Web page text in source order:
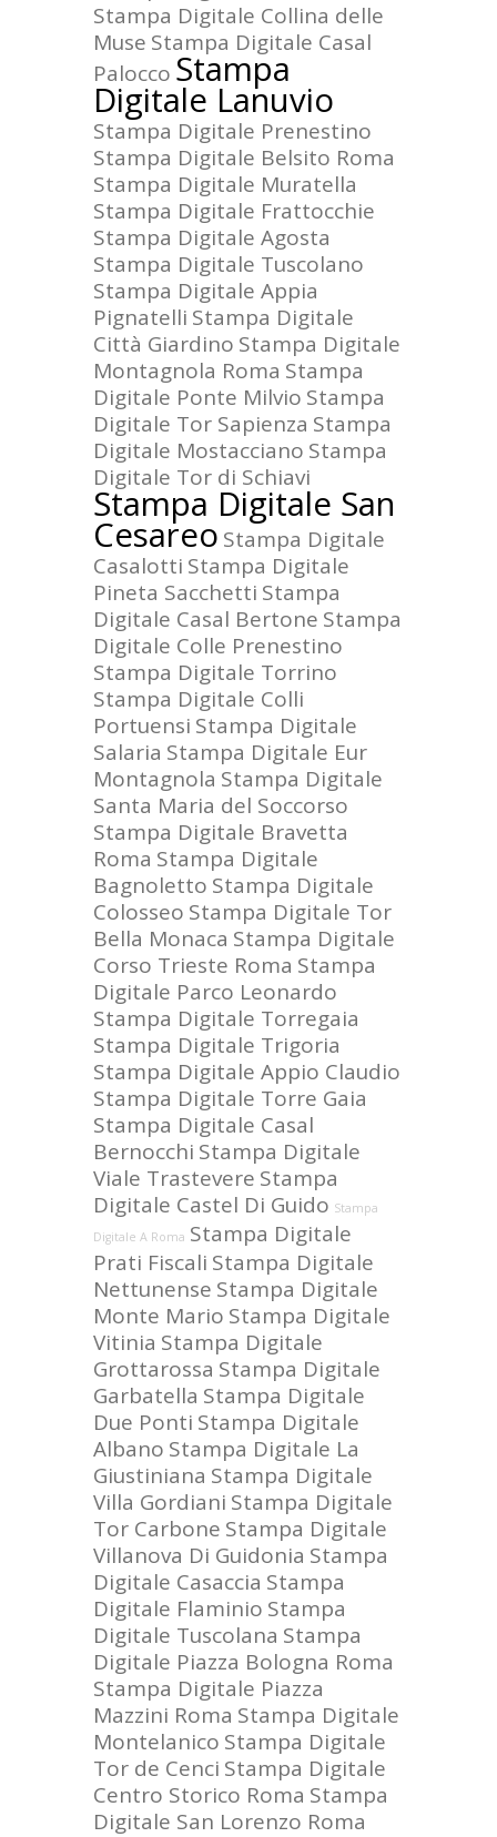
Stampa Digitale Collina delle
Muse Stampa Digitale Casal
Palocco Stampa
Digitale Lanuvio
Stampa Digitale Prenestino
Stampa Digitale Belsito Roma
Stampa Digitale Muratella
Stampa Digitale Frattocchie
Stampa Digitale Agosta
Stampa Digitale Tuscolano
Stampa Digitale Appia
Pignatelli Stampa Digitale
Città Giardino Stampa Digitale
Montagnola Roma Stampa
Digitale Ponte Milvio Stampa
Digitale Tor Sapienza Stampa
Digitale Mostacciano Stampa
Digitale Tor di Schiavi
Stampa Digitale San
Cesareo Stampa Digitale
Casalotti Stampa Digitale
Pineta Sacchetti Stampa
Digitale Casal Bertone Stampa
Digitale Colle Prenestino
Stampa Digitale Torrino
Stampa Digitale Colli
Portuensi Stampa Digitale
Salaria Stampa Digitale Eur
Montagnola Stampa Digitale
Santa Maria del Soccorso
Stampa Digitale Bravetta
Roma Stampa Digitale
Bagnoletto Stampa Digitale
Colosseo Stampa Digitale Tor
Bella Monaca Stampa Digitale
Corso Trieste Roma Stampa
Digitale Parco Leonardo
Stampa Digitale Torregaia
Stampa Digitale Trigoria
Stampa Digitale Appio Claudio
Stampa Digitale Torre Gaia
Stampa Digitale Casal
Bernocchi Stampa Digitale
Viale Trastevere Stampa
Digitale Castel Di Guido Stampa
Digitale A Roma Stampa Digitale
Prati Fiscali Stampa Digitale
Nettunense Stampa Digitale
Monte Mario Stampa Digitale
Vitinia Stampa Digitale
Grottarossa Stampa Digitale
Garbatella Stampa Digitale
Due Ponti Stampa Digitale
Albano Stampa Digitale La
Giustiniana Stampa Digitale
Villa Gordiani Stampa Digitale
Tor Carbone Stampa Digitale
Villanova Di Guidonia Stampa
Digitale Casaccia Stampa
Digitale Flaminio Stampa
Digitale Tuscolana Stampa
Digitale Piazza Bologna Roma
Stampa Digitale Piazza
Mazzini Roma Stampa Digitale
Montelanico Stampa Digitale
Tor de Cenci Stampa Digitale
Centro Storico Roma Stampa
Digitale San Lorenzo Roma